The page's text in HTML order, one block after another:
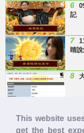
This website
get the best
6
記
7
睛
8
邊